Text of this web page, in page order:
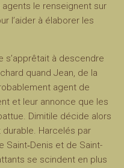
le renseignent sur
l’aider à élaborer les
s’apprêtait à descendre
quand Jean, de la
agent de
et leur annonce que les
Dimitile décide alors
durable. Harcelés par
et de Saint-
se scindent en plus